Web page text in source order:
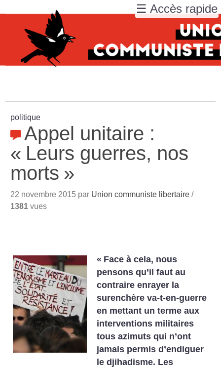
politique
Appel unitaire :
« Leurs guerres, nos
morts »
22 novembre 2015 par Union communiste libertaire /
1381 vues
« Face à cela, nous
pensons qu’il faut au
contraire enrayer la
surenchère va-t-en-guerre
en mettant un terme aux
interventions militaires
tous azimuts qui n’ont
jamais permis d’endiguer
le djihadisme. Les
☰ Accès rapide